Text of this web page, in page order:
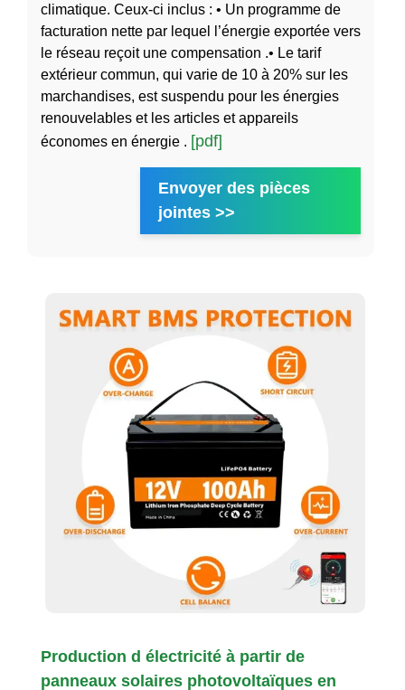
climatique. Ceux-ci inclus : • Un programme de
facturation nette par lequel l’énergie exportée vers
le réseau reçoit une compensation .• Le tarif
extérieur commun, qui varie de 10 à 20% sur les
marchandises, est suspendu pour les énergies
renouvelables et les articles et appareils
économes en énergie . [pdf]
Envoyer des pièces
jointes >>
Production d électricité à partir de
panneaux solaires photovoltaïques en